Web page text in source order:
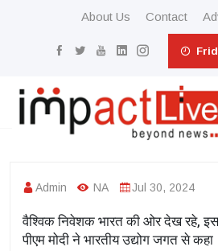
About Us Contact
Admin NA Jul 30, 2024
वैश्विक निवेशक भारत की ओर देख रहे,
पीएम मोदी ने भारतीय उद्योग जगत से कहा